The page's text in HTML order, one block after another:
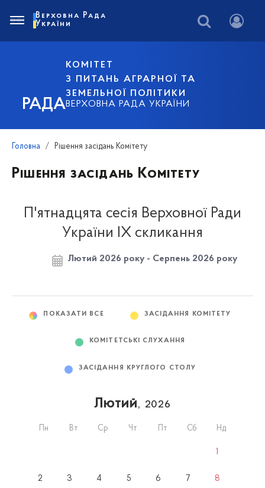
РАДА
КОМІТЕТ
З ПИТАНЬ АГРАРНОЇ ТА
ЗЕМЕЛЬНОЇ ПОЛІТИКИ
ВЕРХОВНА РАДА УКРАЇНИ
Верховна Рада
України
Головна Рішення засідань Комітету
Рішення засідань Комітету
П'ятнадцята сесія Верховної Ради
України IX скликання
Лютий 2026 року - Серпень 2026 року
ПОКАЗАТИ ВСЕ ЗАСІДАННЯ КОМІТЕТУ
КОМІТЕТСЬКІ СЛУХАННЯ
ЗАСІДАННЯ КРУГЛОГО СТОЛУ
Лютий, 2026
Пн Вт Ср Чт Пт Сб Нд
2 3 4 5 6 7 8